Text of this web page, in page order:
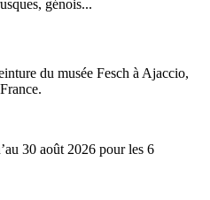
génois...
du musée Fesch à Ajaccio,
30 août 2026 pour les 6